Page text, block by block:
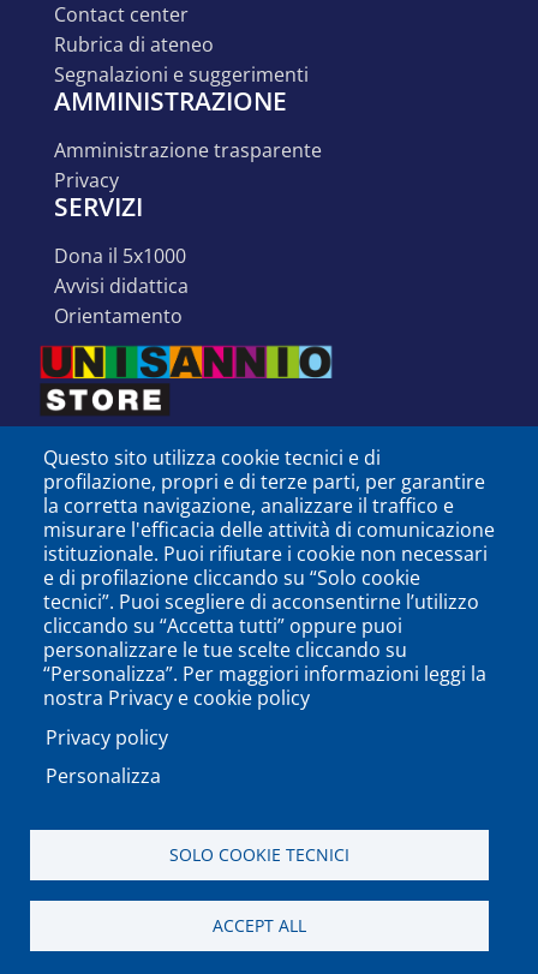
contact center
rubrica di ateneo
segnalazioni e suggerimenti
AMMINISTRAZIONE
amministrazione trasparente
privacy
SERVIZI
dona il 5x1000
avvisi didattica
orientamento
SEGUICI SU
PODCAST
Questo sito utilizza cookie tecnici e di
profilazione, propri e di terze parti, per garantire
la corretta navigazione, analizzare il traffico e
misurare l'efficacia delle attività di comunicazione
istituzionale. Puoi rifiutare i cookie non necessari
e di profilazione cliccando su “Solo cookie
tecnici”. Puoi scegliere di acconsentirne l’utilizzo
cliccando su “Accetta tutti” oppure puoi
personalizzare le tue scelte cliccando su
“Personalizza”. Per maggiori informazioni leggi la
nostra Privacy e cookie policy
Privacy policy
Personalizza
SOLO COOKIE TECNICI
ACCEPT ALL
Università degli Studi del Sannio di Benevento - Piazza
Guerrazzi, 82100 Benevento, ITALY P.IVA: 01114010620